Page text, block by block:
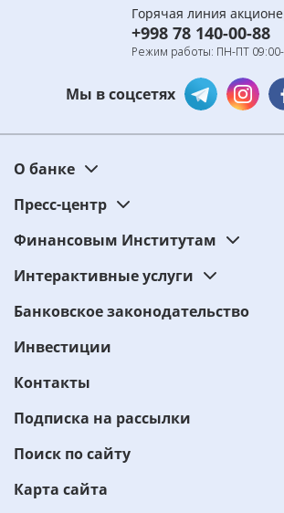
Горячая линия
+998 78 140-00-88
Режим работы: ПН-ПТ
Мы в соцсетях
О банке
Пресс-центр
Финансовым Институтам
Интерактивные услуги
Банковское законодательство
Инвестиции
Контакты
Подписка на рассылки
Поиск по сайту
Карта сайта